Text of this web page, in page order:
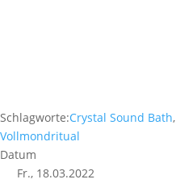
Schlagworte:Crystal Sound Bath,
Vollmondritual
Datum
Fr., 18.03.2022